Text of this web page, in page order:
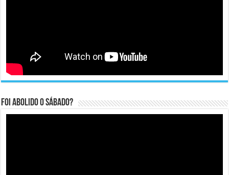
Foi abolido o sábado?